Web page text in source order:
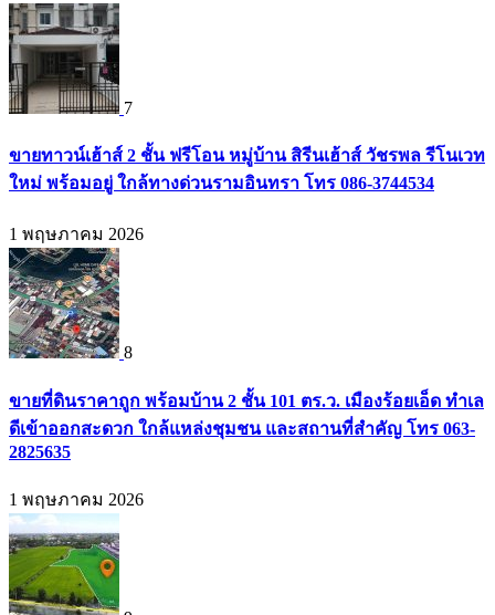
7
ขายทาวน์เฮ้าส์ 2 ชั้น ฟรีโอน หมู่บ้าน สิรีนเฮ้าส์ วัชรพล รีโนเวท
ใหม่ พร้อมอยู่ ใกล้ทางด่วนรามอินทรา โทร 086-3744534
1 พฤษภาคม 2026
8
ขายที่ดินราคาถูก พร้อมบ้าน 2 ชั้น 101 ตร.ว. เมืองร้อยเอ็ด ทำเล
ดีเข้าออกสะดวก ใกล้แหล่งชุมชน และสถานที่สำคัญ โทร 063-
2825635
1 พฤษภาคม 2026